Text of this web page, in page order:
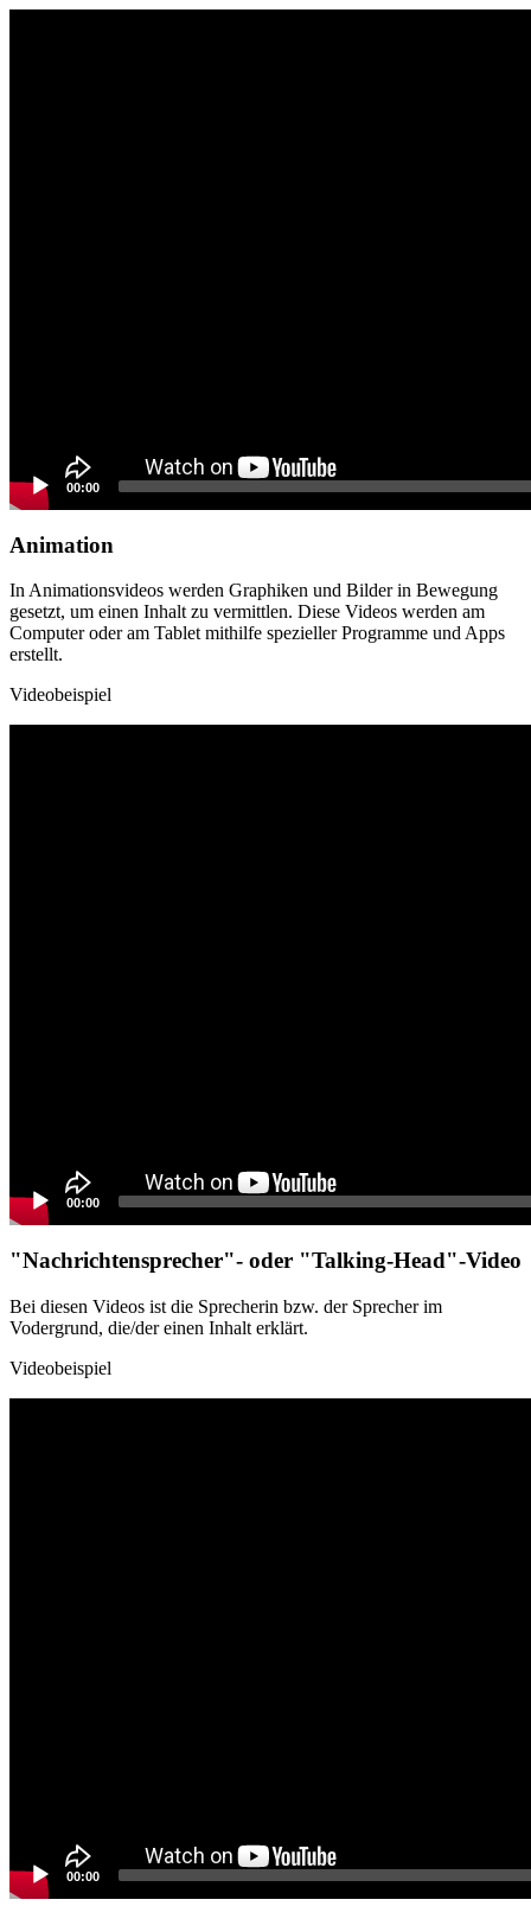
00:00
Animation
In Animationsvideos werden Graphiken und Bilder in Bewegung
gesetzt, um einen Inhalt zu vermittlen. Diese Videos werden am
Computer oder am Tablet mithilfe spezieller Programme und Apps
erstellt.
Videobeispiel
00:00
"Nachrichtensprecher"- oder "Talking-Head"-Video
Bei diesen Videos ist die Sprecherin bzw. der Sprecher im
Vodergrund, die/der einen Inhalt erklärt.
Videobeispiel
00:00